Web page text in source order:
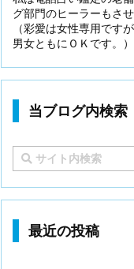
グ部門のヒーラーもさ
（彩愛は女性専用です
男女ともにＯＫです。
当ブログ内検索
最近の投稿